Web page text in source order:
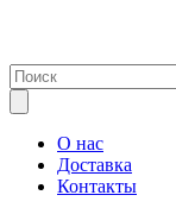
О нас
Доставка
Контакты